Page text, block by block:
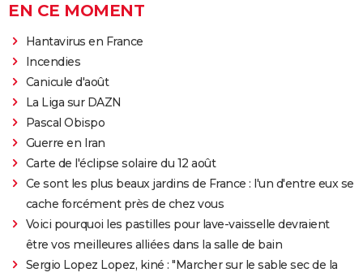
EN CE MOMENT
Hantavirus en France
Incendies
Canicule d'août
La Liga sur DAZN
Pascal Obispo
Guerre en Iran
Carte de l'éclipse solaire du 12 août
Ce sont les plus beaux jardins de France : l'un d'entre eux se
cache forcément près de chez vous
Voici pourquoi les pastilles pour lave-vaisselle devraient
être vos meilleures alliées dans la salle de bain
Sergio Lopez Lopez, kiné : "Marcher sur le sable sec de la